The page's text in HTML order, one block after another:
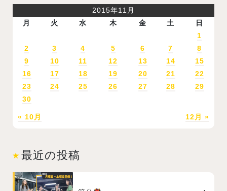
2015年11月
月
火 水 木 金 土 日
« 10月 12月 »
1
2
3 4 5 6 7
8
9
10 11 12 13 14
15
16
17 18 19 20 21
22
23
24 25 26 27 28
29
30
最近の投稿